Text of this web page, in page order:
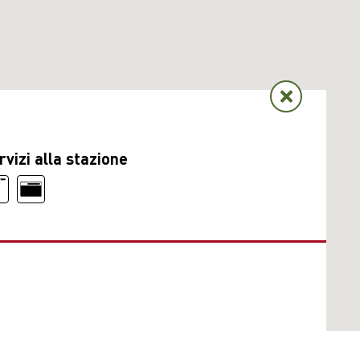
alla stazione